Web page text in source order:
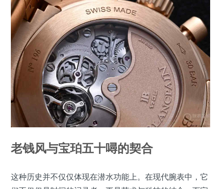
老钱风与宝珀五十噚的契合
这种历史并不仅仅体现在潜水功能上。在现代腕表中，它